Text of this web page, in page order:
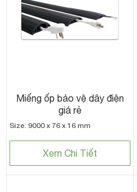
Miếng ốp bảo vệ dây điện
giá rẻ
Size: 9000 x 76 x 16 mm
Xem Chi Tiết